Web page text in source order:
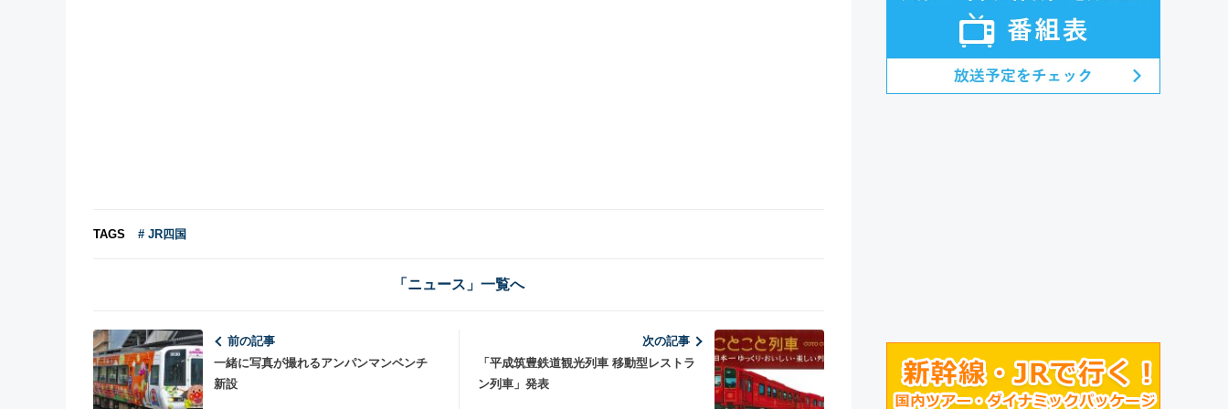
TAGS # JR四国
「ニュース」一覧へ
前の記事
一緒に写真が撮れるアンパンマンベンチ
新設
次の記事
「平成筑豊鉄道観光列車 移動型レストラ
ン列車」発表